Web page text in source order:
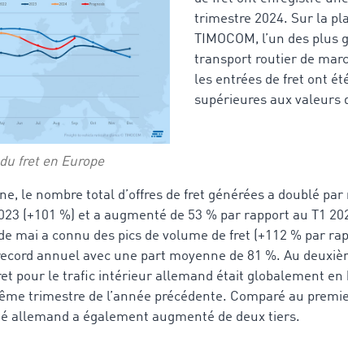
fret en Europe
trimestre 2024. Sur la
TIMOCOM, l’un des
transport routier de
les entrées de fret ont
supérieures aux valeurs
le nombre total d’offres de fret générées a doublé
(+101 %) et a augmenté de 53 % par rapport au T1
mai a connu des pics de volume de fret (+112 % par
annuel avec une part moyenne de 81 %. Au
pour le trafic intérieur allemand était globalement en
trimestre de l’année précédente. Comparé au
allemand a également augmenté de deux tiers.